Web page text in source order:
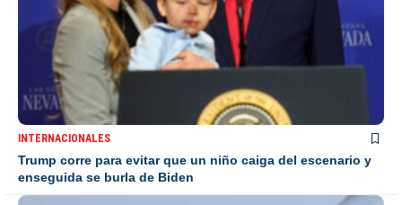
INTERNACIONALES
Trump corre para evitar que un niño caiga del escenario y
enseguida se burla de Biden